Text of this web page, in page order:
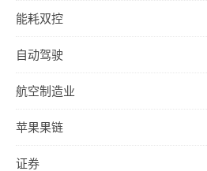
能耗双控
自动驾驶
航空制造业
苹果果链
证券